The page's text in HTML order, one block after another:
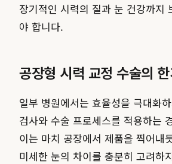
장기적인 시력의 질과 눈 건강까지
야 합니다.
공장형 시력 교정 수술의
일부 병원에서는 효율성을 극대화
검사와 수술 프로세스를 적용하는
이는 마치 공장에서 제품을 찍어내
미세한 눈의 차이를 충분히 고려하